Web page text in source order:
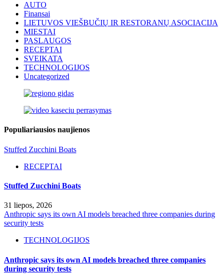
AUTO
Finansai
LIETUVOS VIEŠBUČIŲ IR RESTORANŲ ASOCIACIJA
MIESTAI
PASLAUGOS
RECEPTAI
SVEIKATA
TECHNOLOGIJOS
Uncategorized
Populiariausios naujienos
Stuffed Zucchini Boats
RECEPTAI
Stuffed Zucchini Boats
31 liepos, 2026
Anthropic says its own AI models breached three companies during
security tests
TECHNOLOGIJOS
Anthropic says its own AI models breached three companies
during security tests